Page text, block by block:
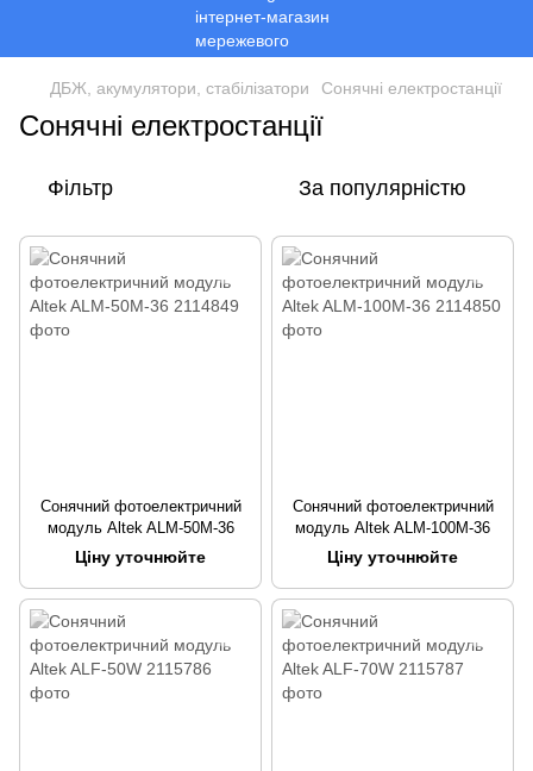
ДБЖ, акумулятори, стабілізатори Cонячні електростанції
Cонячні електростанції
Фільтр За популярністю
Сонячний фотоелектричний
модуль Altek ALM-50M-36
Ціну уточнюйте
Сонячний фотоелектричний
модуль Altek ALM-100M-36
Ціну уточнюйте